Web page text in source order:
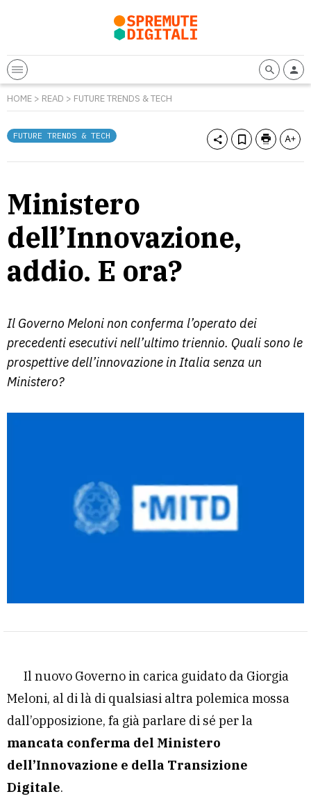
HOME > READ > FUTURE TRENDS & TECH
FUTURE TRENDS & TECH
Ministero
dell’Innovazione,
addio. E ora?
Il Governo Meloni non conferma l’operato dei
precedenti esecutivi nell’ultimo triennio. Quali sono le
prospettive dell’innovazione in Italia senza un
Ministero?
Il nuovo Governo in carica guidato da Giorgia
Meloni, al di là di qualsiasi altra polemica mossa
dall’opposizione, fa già parlare di sé per la
mancata conferma del Ministero
dell’Innovazione e della Transizione
Digitale.